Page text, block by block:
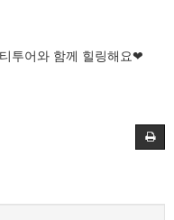
투어와 함께 힐링해요❤